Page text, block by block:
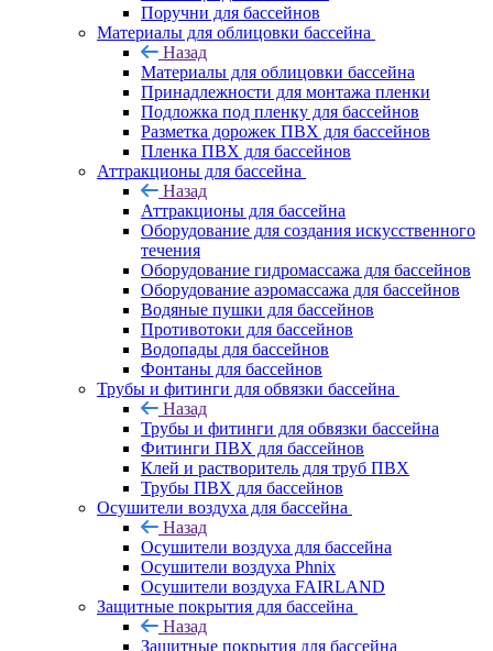
Поручни для бассейнов
Материалы для облицовки бассейна
Назад
Материалы для облицовки бассейна
Принадлежности для монтажа пленки
Подложка под пленку для бассейнов
Разметка дорожек ПВХ для бассейнов
Пленка ПВХ для бассейнов
Аттракционы для бассейна
Назад
Аттракционы для бассейна
Оборудование для создания искусственного
течения
Оборудование гидромассажа для бассейнов
Оборудование аэромассажа для бассейнов
Водяные пушки для бассейнов
Противотоки для бассейнов
Водопады для бассейнов
Фонтаны для бассейнов
Трубы и фитинги для обвязки бассейна
Назад
Трубы и фитинги для обвязки бассейна
Фитинги ПВХ для бассейнов
Клей и растворитель для труб ПВХ
Трубы ПВХ для бассейнов
Осушители воздуха для бассейна
Назад
Осушители воздуха для бассейна
Осушители воздуха Phnix
Осушители воздуха FAIRLAND
Защитные покрытия для бассейна
Назад
Защитные покрытия для бассейна